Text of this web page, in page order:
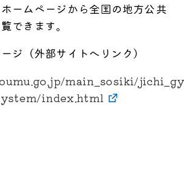
ームページから全国の地方公共
できます。
ジ（外部サイトへリンク）
main_sosiki/
index.html